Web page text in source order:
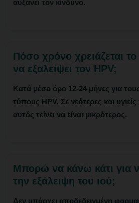
αυξάνει τον κίνδυνο.
Πόσο χρόνο χρειάζεται
να εξαλείψει τον HPV;
Κατά μέσο όρο 12-24 μήνες για
τύπους HPV. Σε νεότερες και
αυτός τείνει να είναι μικρότερος.
Μπορώ να κάνω κάτι για
την εξάλειψη του ιού;
Δεν υπάρχει αποδεδειγμένη